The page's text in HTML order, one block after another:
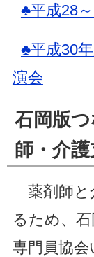
♣平成28
♣平成30
演会
石岡版
師・介護
薬剤師と
るため、
専門員協